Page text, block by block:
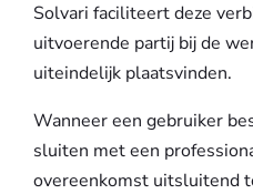
Solvari faciliteert deze
uitvoerende partij bij de
uiteindelijk plaatsvinden.
Wanneer een gebruiker
sluiten met een
overeenkomst uitsluitend